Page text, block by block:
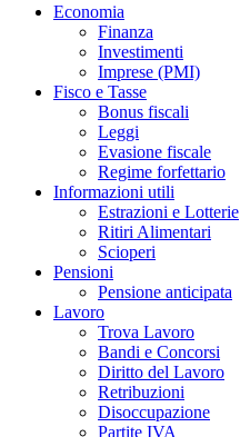
Economia
Finanza
Investimenti
Imprese (PMI)
Fisco e Tasse
Bonus fiscali
Leggi
Evasione fiscale
Regime forfettario
Informazioni utili
Estrazioni e Lotterie
Ritiri Alimentari
Scioperi
Pensioni
Pensione anticipata
Lavoro
Trova Lavoro
Bandi e Concorsi
Diritto del Lavoro
Retribuzioni
Disoccupazione
Partite IVA